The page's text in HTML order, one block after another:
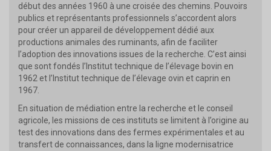
début des années 1960 à une croisée des chemins. Pouvoirs
publics et représentants professionnels s’accordent alors
pour créer un appareil de développement dédié aux
productions animales des ruminants, afin de faciliter
l’adoption des innovations issues de la recherche. C’est ainsi
que sont fondés l’Institut technique de l’élevage bovin en
1962 et l’Institut technique de l’élevage ovin et caprin en
1967.
En situation de médiation entre la recherche et le conseil
agricole, les missions de ces instituts se limitent à l’origine au
test des innovations dans des fermes expérimentales et au
transfert de connaissances, dans la ligne modernisatrice